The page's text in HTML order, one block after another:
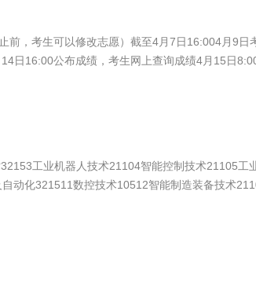
，考生可以修改志愿）截至4月7日16:004月9
日16:00公布成绩，考生网上查询成绩4月15日
工业机器人技术21104智能控制技术21105
动化321511数控技术10512智能制造装备技术